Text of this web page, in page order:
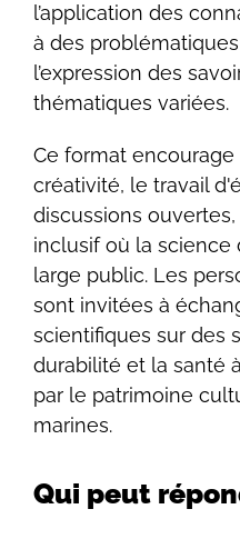
l’application des
à des
l’expression des
thématiques variées.
Ce format encourage
créativité, le travail
discussions
inclusif où la science
large public. Les
sont invitées à
scientifiques sur des
durabilité et la santé
par le patrimoine
marines.
Qui peut